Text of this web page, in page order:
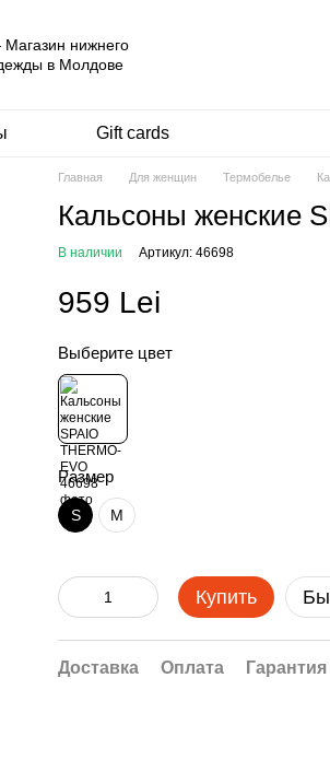
Gift cards
Главная Для женщин Термобелье
Кальсоны женские
В наличии Артикул: 46698
959 Lei
Выберите цвет
Размер
S M
Купить
Доставка Оплата Гарантия